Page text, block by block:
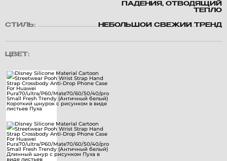
ПАДЕНИЯ, ОТВОДЯЩИЙ
ТЕПЛО
СТИЛЬ: НЕБОЛЬШОЙ СВЕЖИЙ ТРЕНД
ЦВЕТ: